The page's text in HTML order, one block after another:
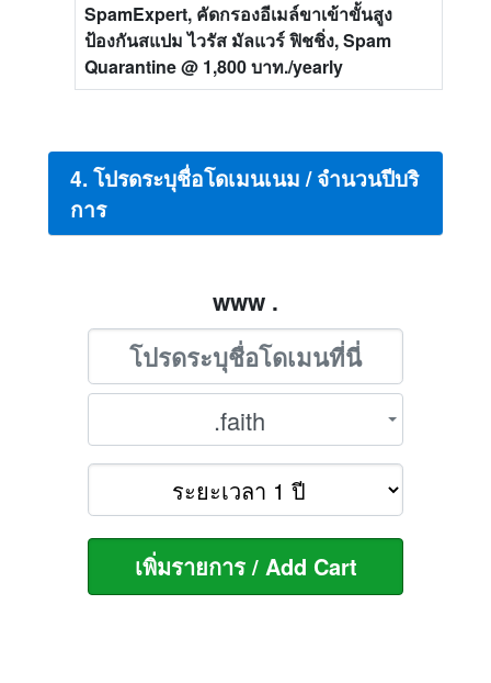
SpamExpert, คัดกรองอีเมล์ขาเข้าขั้นสูง
ป้องกันสแปม ไวรัส มัลแวร์ ฟิชชิ่ง, Spam
Quarantine@ 1,800 บาท./yearly
4. โปรดระบุชื่อโดเมนเนม / จำนวนปีบริ
การ
www .
.faith